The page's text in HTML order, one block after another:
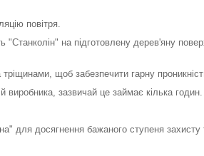
повітря.
на підготовлену дерев'яну
щоб забезпечити гарну
зазвичай це займає кілька годин.
для досягнення бажаного ступеня захисту